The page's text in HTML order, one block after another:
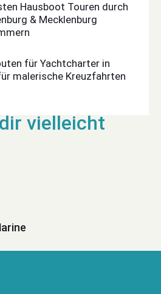
Hausboot Touren durch
& Mecklenburg
für Yachtcharter in
malerische Kreuzfahrten